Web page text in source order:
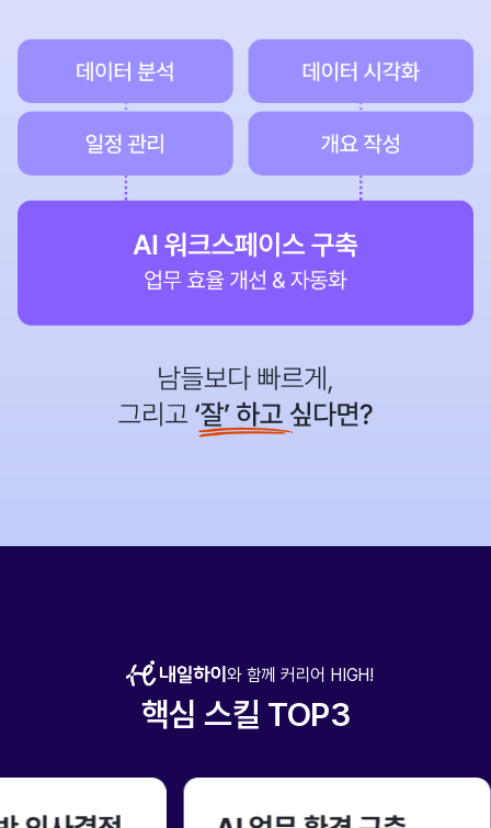
와 함께 커리어 HIGH!
핵심 스킬 TOP3